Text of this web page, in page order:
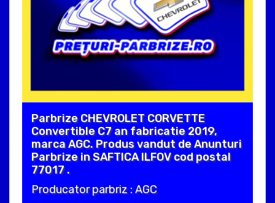
Parbrize CHEVROLET CORVETTE
Convertible C7 an fabricatie 2019,
marca AGC. Produs vandut de Anunturi
Parbrize in SAFTICA ILFOV cod postal
77017 .
Producator parbriz : AGC